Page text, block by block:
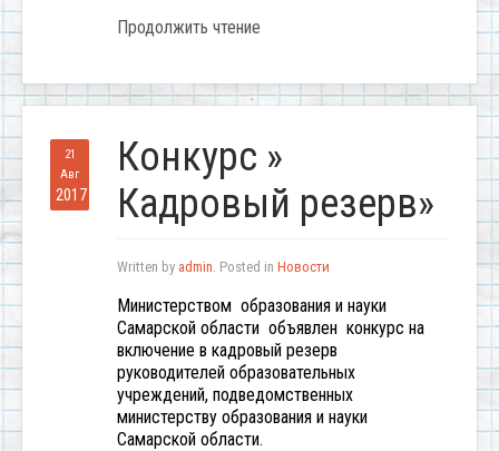
Продолжить чтение
21
Авг
2017
Конкурс »
Кадровый резерв»
Written by admin . Posted in Новости
Министерством образования и науки
Самарской области объявлен конкурс на
включение в кадровый резерв
руководителей образовательных
учреждений, подведомственных
министерству образования и науки
Самарской области.